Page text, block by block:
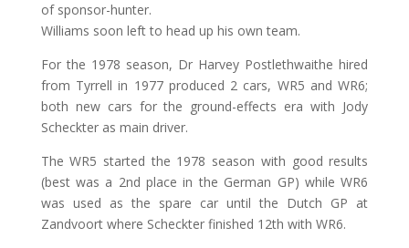
of sponsor-hunter.
Williams soon left to head up his own team.
For the 1978 season, Dr Harvey Postlethwaithe hired
from Tyrrell in 1977 produced 2 cars, WR5 and WR6;
both new cars for the ground-effects era with Jody
Scheckter as main driver.
The WR5 started the 1978 season with good results
(best was a 2nd place in the German GP) while WR6
was used as the spare car until the Dutch GP at
Zandvoort where Scheckter finished 12th with WR6.